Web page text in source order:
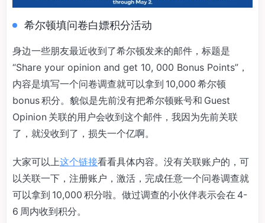
希尔顿填问卷白嫖积分活动
身边一些朋友最近收到了希尔顿发来的邮件，标题是
“Share your opinion and get 10, 000 Bonus Points”，
内容是填写一个问卷调查就可以拿到 10,000 希尔顿
bonus 积分。貌似是先前没有把希尔顿账号和 Guest
Opinion 关联的用户会收到这个邮件，我因为先前关联
了，就没收到了，损失一个亿啊。
大家可以上这个链接看看具体内容。没有关联账户的，可
以关联一下，注册账户，激活，完成任意一个问卷调查就
可以拿到 10,000 积分啦。做过调查的小伙伴表示会在 4-
6 周内收到积分。